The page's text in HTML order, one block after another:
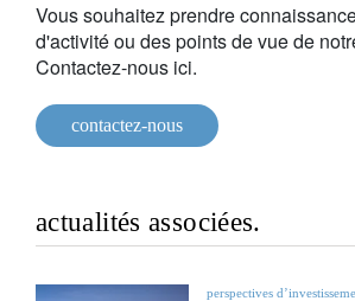
Vous souhaitez prendre
d'activité ou des points de vue de
Contactez-nous ici.
contactez-nous
actualités associées.
perspectives